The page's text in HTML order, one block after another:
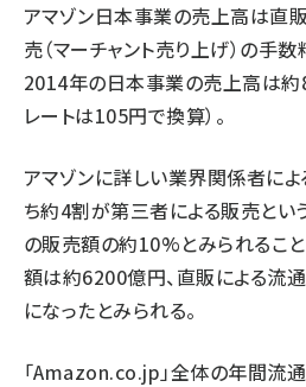
アマゾン日本事業の売上高は直
売（マーチャント売り上げ）の手
2014年の日本事業の売上高は約
レートは105円で換算）。
アマゾンに詳しい業界関係者によ
ち約4割が第三者による販売とい
の販売額の約10%とみられるこ
額は約6200億円、直販による流
になったとみられる。
「Amazon.co.jp」全体の年間流